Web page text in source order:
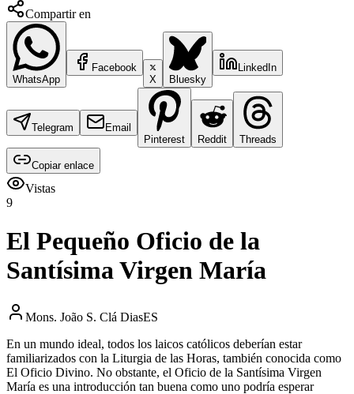
Compartir en
WhatsApp
Facebook
X
Bluesky
LinkedIn
Telegram
Email
Pinterest
Reddit Threads
Copiar enlace
Vistas
9
El Pequeño Oficio de la
Santísima Virgen María
Mons. João S. Clá DiasES
En un mundo ideal, todos los laicos católicos deberían estar
familiarizados con la Liturgia de las Horas, también conocida como
El Oficio Divino. No obstante, el Oficio de la Santísima Virgen
María es una introducción tan buena como uno podría esperar